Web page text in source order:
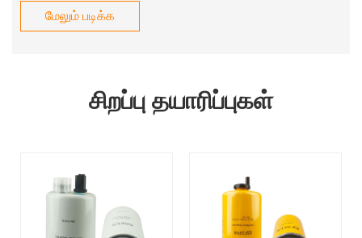
மேலும் படிக்க
சிறப்பு தயாரிப்புகள்